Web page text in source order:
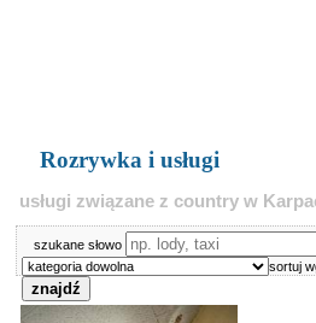
Rozrywka i usługi
usługi związane z country w
szukane słowo
sortuj